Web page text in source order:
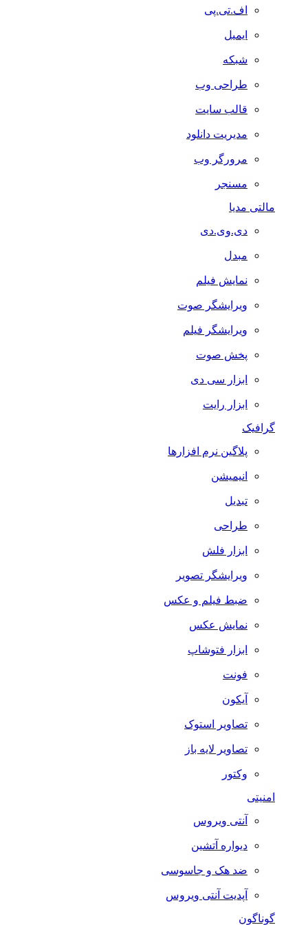
اف.تی.پی
ایمیل
شبکه
طراحی وب
قالب سایت
مدیریت دانلود
مرورگر وب
مسنجر
مالتی مدیا
دی.وی.دی
مبدل
نمایش فیلم
ویرایشگر صوت
ویرایشگر فیلم
پخش صوت
ابزار سی دی
ابزار رایت
گرافیک
پلاگین نرم افزارها
انیمیشن
تبدیل
طراحی
ابزار فلش
ویرایشگر تصویر
ضبط فيلم و عكس
نمایش عکس
ابزار فتوشاپ
فونت
آیکون
تصاویر استوک
تصاویر لایه باز
وکتور
آنتی ویروس
دیواره آتشین
ضد هک و جاسوسی
آپدیت آنتی ویروس
گوناگون